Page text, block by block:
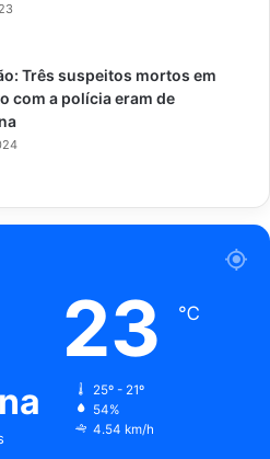
Três suspeitos mortos em
com a polícia eram de
23 ℃
25º - 21º
54%
4.54 km/h